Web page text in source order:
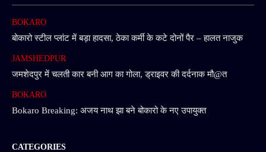
BOKARO
बोकारो स्टील प्लांट में बड़ा हादसा, ठेका कर्मी के कटे दोनों पैर – हालत नाजुक
JAMSHEDPUR
जमशेदपुर में चलती कार बनी आग का गोला, ड्राइवर की दर्दनाक मौ@त
BOKARO
Bokaro Breaking: अजय नाथ झा बने बोकारो के नए उपायुक्त
CATEGORIES